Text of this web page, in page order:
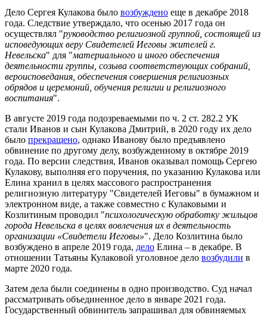
Дело Сергея Кулакова было возбуждено еще в декабре 2018
года. Следствие утверждало, что осенью 2017 года он
осуществлял "руководство религиозной группой, состоящей из
исповедующих веру Свидетелей Иеговы жителей г.
Невельска" для "материального и иного обеспечения
деятельности группы, созыва соответствующих собраний,
вероисповедания, обеспечения совершения религиозных
обрядов и церемоний, обучения религии и религиозного
воспитания".
В августе 2019 года подозреваемыми по ч. 2 ст. 282.2 УК
стали Иванов и сын Кулакова Дмитрий, в 2020 году их дело
было прекращено, однако Иванову было предъявлено
обвинение по другому делу, возбужденному в октябре 2019
года. По версии следствия, Иванов оказывал помощь Сергею
Кулакову, выполняя его поручения, по указанию Кулакова или
Елина хранил в целях массового распространения
религиозную литературу "Свидетелей Иеговы" в бумажном и
электронном виде, а также совместно с Кулаковыми и
Козлитиным проводил "психологическую обработку жильцов
города Невельска в целях вовлечения их в деятельность
организации «Свидетели Иеговы»". Дело Козлитина было
возбуждено в апреле 2019 года, дело Елина – в декабре. В
отношении Татьяны Кулаковой уголовное дело возбудили в
марте 2020 года.
Затем дела были соединены в одно производство. Суд начал
рассматривать объединенное дело в январе 2021 года.
Государственный обвинитель запрашивал для обвиняемых